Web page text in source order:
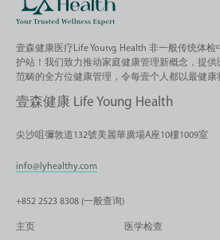
壹森健康医疗Life Young Health 非一般传统体
护站！我们致力推动家庭健康管理新概念，提
范畴的全方位健康管理，令每壹个人都以最健康
壹森健康 Life Young Health
尖沙咀彌敦道132號美麗華廣場A座10樓1009室
info@lyhealthy.com
+852 2523 8308 (一般查询)
主页 医学检查